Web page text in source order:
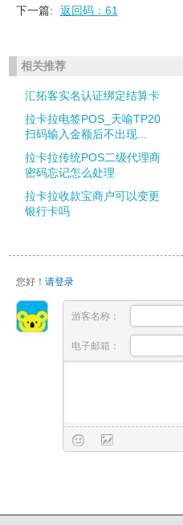
下一篇:
返回码：61
相关推荐
汇拓客实名认证绑定结算卡
拉卡拉电签POS_天喻TP20
扫码输入金额后不出现...
拉卡拉传统POS二级代理商
密码忘记怎么处理
拉卡拉收款宝商户可以变更
银行卡吗
您好！ 请登录
游客名称：
电子邮箱：